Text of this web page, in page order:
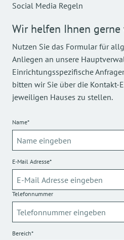
Social Media Regeln
Wir helfen Ihnen
Nutzen Sie das Formular für
Anliegen an unsere
Einrichtungsspezifische
bitten wir Sie über die Kontakt-
jeweiligen Hauses zu stellen.
Name*
E-Mail Adresse*
Telefonnummer
Bereich*